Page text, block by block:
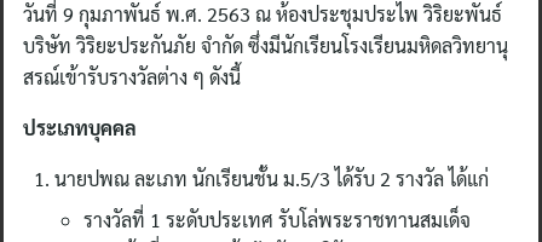
วันที่ 9 กุมภาพันธ์ พ.ศ. 2563 ณ ห้องประชุมประไพ วิริยะพันธ์
บริษัท วิริยะประกันภัย จำกัด ซึ่งมีนักเรียนโรงเรียนมหิดลวิทยานุ
สรณ์เข้ารับรางวัลต่าง ๆ ดังนี้
ประเภทบุคคล
นายปพณ ละเภท นักเรียนชั้น ม.5/3 ได้รับ 2 รางวัล ได้แก่
รางวัลที่ 1 ระดับประเทศ รับโล่พระราชทานสมเด็จ